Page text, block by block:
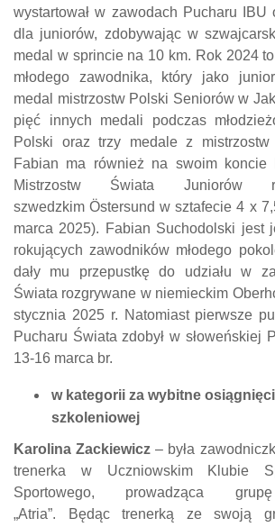
wystartował w zawodach Pucharu IBU
dla juniorów, zdobywając w
medal w sprincie na 10 km. Rok 2024
młodego zawodnika, który jako
medal mistrzostw Polski Seniorów w
pięć innych medali podczas
Polski oraz trzy medale z mistrzostw
Fabian ma również na swoim koncie
Mistrzostw Świata Juniorów
szwedzkimÖstersund w sztafecie 4 x
marca 2025). Fabian Suchodolski jest
rokujących zawodników młodego
dały mu przepustkę do udziału w
Świata rozgrywane w niemieckim
stycznia 2025 r. Natomiast pierwsze
Pucharu Świata zdobył w słoweńskiej
13-16 marca br.
w kategorii za wybitne
szkoleniowej
Karolina Zackiewicz – była
trenerka w Uczniowskim Klubie S
Sportowego, prowadząca grupę
„Atria”.
Będąc trenerką ze swoją